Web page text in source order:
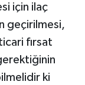
için ilaç
geçirilmesi,
fırsat
ki